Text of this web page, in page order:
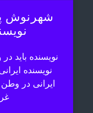
شهرنوش
نویسنده باید
نویسنده
ایرانی در